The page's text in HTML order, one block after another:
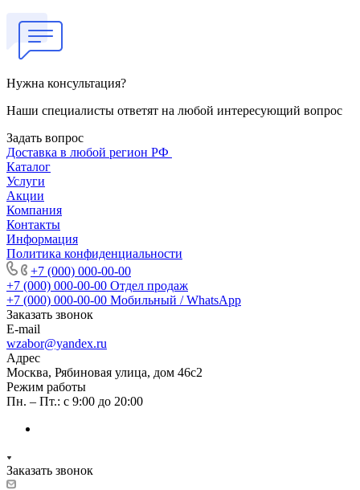
Нужна консультация?
Наши специалисты ответят на любой интересующий вопрос
Задать вопрос
Доставка в любой регион РФ
Каталог
Услуги
Акции
Компания
Контакты
Информация
Политика конфиденциальности
+7 (000) 000-00-00
+7 (000) 000-00-00 Отдел продаж
+7 (000) 000-00-00 Мобильный / WhatsApp
Заказать звонок
E-mail
wzabor@yandex.ru
Адрес
Москва, Рябиновая улица, дом 46с2
Режим работы
Пн. – Пт.: с 9:00 до 20:00
Заказать звонок